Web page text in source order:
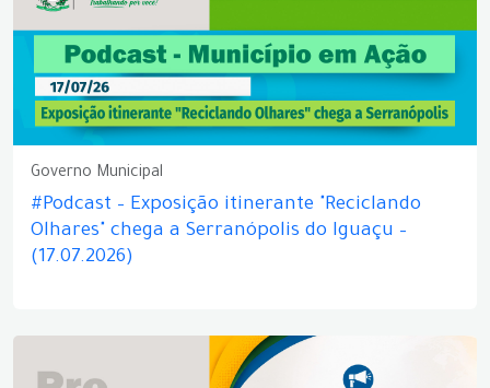
Governo Municipal
#Podcast – Exposição itinerante "Reciclando
Olhares" chega a Serranópolis do Iguaçu –
(17.07.2026)